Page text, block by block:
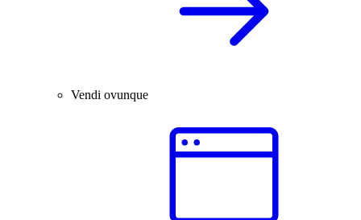
Vendi ovunque